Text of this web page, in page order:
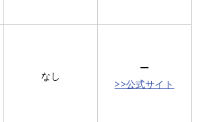
なし
ー
>>公式サイト